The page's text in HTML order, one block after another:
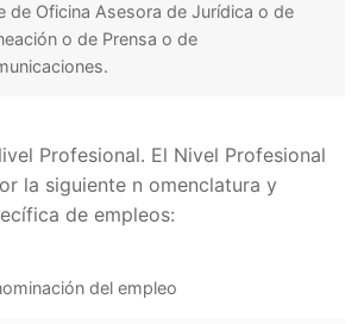
de Oficina Asesora de Jurídica o de
o de Prensa o de
Profesional. El Nivel Profesional
la siguiente n omenclatura y
de empleos:
del empleo